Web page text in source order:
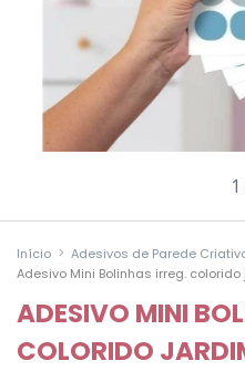
1
Início > Adesivos de Parede
Adesivo Mini Bolinhas irreg.
ADESIVO MINI
COLORIDO